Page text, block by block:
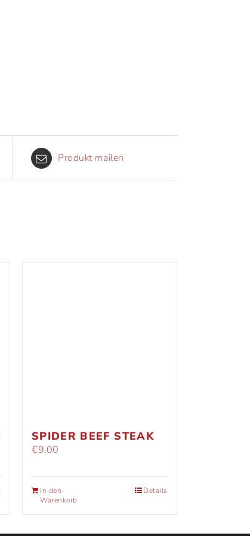
Produkt mailen
SPIDER BEEF STEAK
€9,00
In den
Warenkorb
Details